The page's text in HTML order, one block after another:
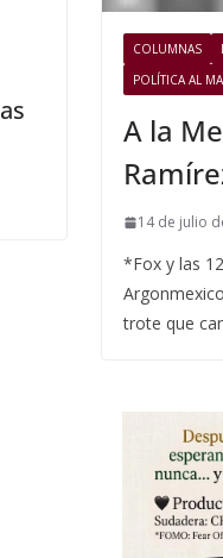
COLUMNAS
POLÍTICA AL
A la
14 de julio
*Fox y las
trote que